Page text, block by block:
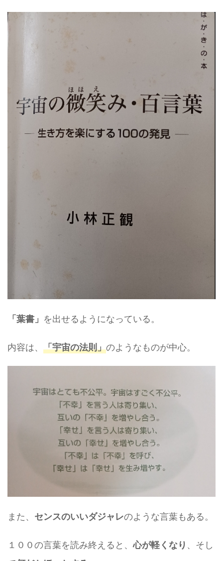
「葉書」 を出せるようになっている。
内容は、 「宇宙の法則」のようなものが中心。
また、 センスのいいダジャレのような言葉もある。
１００の言葉を読み終えると、心が軽くなり、そし